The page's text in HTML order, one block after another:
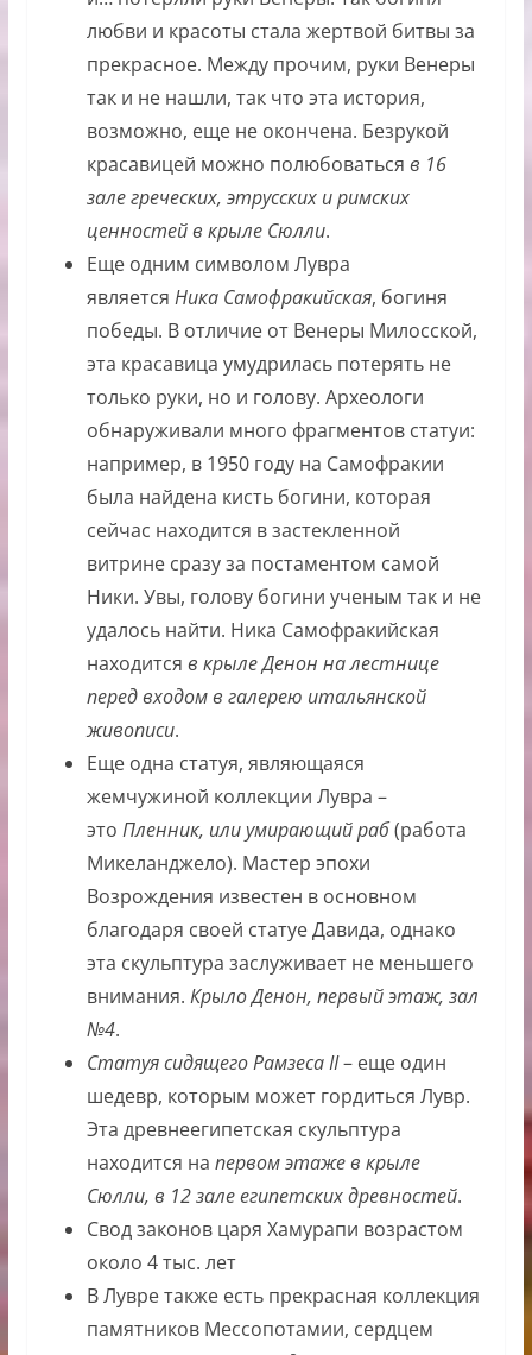
любви и красоты стала жертвой битвы за
прекрасное. Между прочим, руки Венеры
так и не нашли, так что эта история,
возможно, еще не окончена. Безрукой
красавицей можно полюбоваться в 16
зале греческих, этрусских и римских
ценностей в крыле Сюлли.
Еще одним символом Лувра
является Ника Самофракийская, богиня
победы. В отличие от Венеры Милосской,
эта красавица умудрилась потерять не
только руки, но и голову. Археологи
обнаруживали много фрагментов статуи:
например, в 1950 году на Самофракии
была найдена кисть богини, которая
сейчас находится в застекленной
витрине сразу за постаментом самой
Ники. Увы, голову богини ученым так и не
удалось найти. Ника Самофракийская
находится в крыле Денон на лестнице
перед входом в галерею итальянской
живописи.
Еще одна статуя, являющаяся
жемчужиной коллекции Лувра –
это Пленник, или умирающий раб(работа
Микеланджело). Мастер эпохи
Возрождения известен в основном
благодаря своей статуе Давида, однако
эта скульптура заслуживает не меньшего
внимания. Крыло Денон, первый этаж, зал
№4.
Статуя сидящего Рамзеса II– еще один
шедевр, которым может гордиться Лувр.
Эта древнеегипетская скульптура
находится на первом этаже в крыле
Сюлли, в 12 зале египетских древностей.
Свод законов царя Хамурапи возрастом
около 4 тыс. лет
В Лувре также есть прекрасная коллекция
памятников Мессопотамии, сердцем